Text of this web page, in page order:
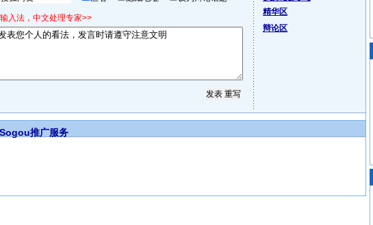
入法，中文处理专家>>
精华区
辩论区
Sogou推广服务